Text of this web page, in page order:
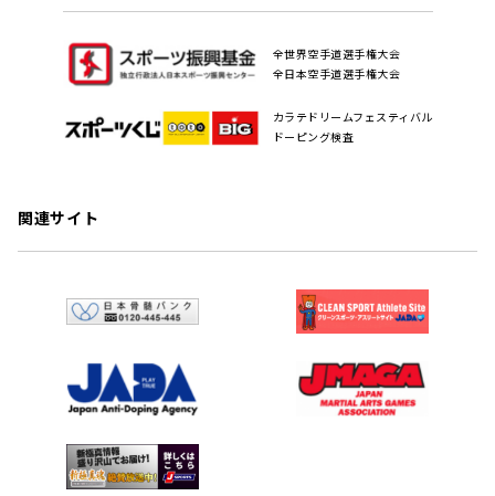
全世界空手道選手権大会
全日本空手道選手権大会
カラテドリームフェスティバル
ドーピング検査
関連サイト